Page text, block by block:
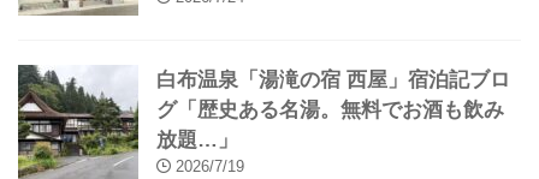
白布温泉「湯滝の宿 西屋」宿泊記ブロ
グ「歴史ある名湯。無料でお酒も飲み
放題…」
2026/7/19